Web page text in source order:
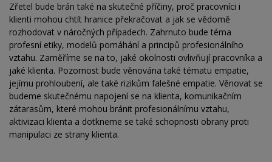
Zřetel bude brán také na skutečné příčiny, proč pracovníci i
klienti mohou chtít hranice překračovat a jak se vědomě
rozhodovat v náročných případech. Zahrnuto bude téma
profesní etiky, modelů pomáhání a principů profesionálního
vztahu. Zaměříme se na to, jaké okolnosti ovlivňují pracovníka a
jaké klienta. Pozornost bude věnována také tématu empatie,
jejímu prohloubení, ale také rizikům falešné empatie. Věnovat se
budeme skutečnému napojení se na klienta, komunikačním
zátarasům, které mohou bránit profesionálnímu vztahu,
aktivizaci klienta a dotkneme se také schopnosti obrany proti
manipulaci ze strany klienta.